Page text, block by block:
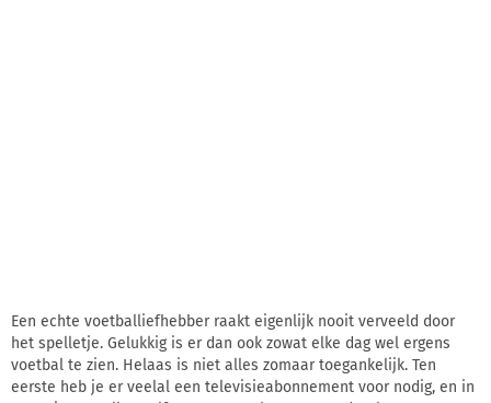
Een echte voetballiefhebber raakt eigenlijk nooit verveeld door
het spelletje. Gelukkig is er dan ook zowat elke dag wel ergens
voetbal te zien. Helaas is niet alles zomaar toegankelijk. Ten
eerste heb je er veelal een televisieabonnement voor nodig, en in